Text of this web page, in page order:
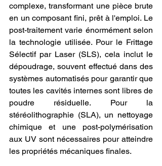
complexe, transformant une pièce brute
en un composant fini, prêt à l'emploi. Le
post-traitement varie énormément selon
la technologie utilisée. Pour le Frittage
Sélectif par Laser (SLS), cela inclut le
dépoudrage, souvent effectué dans des
systèmes automatisés pour garantir que
toutes les cavités internes sont libres de
poudre résiduelle. Pour la
stéréolithographie (SLA), un nettoyage
chimique et une post-polymérisation
aux UV sont nécessaires pour atteindre
les propriétés mécaniques finales.